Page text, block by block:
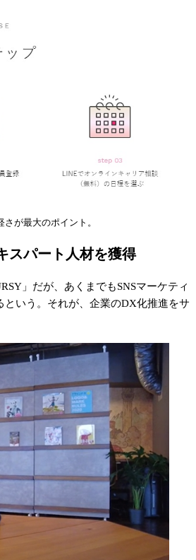
が最大のポイント。
スパート人材を獲得
」だが、あくまでもSNSマーケティ
いう。それが、企業のDX化推進をサ